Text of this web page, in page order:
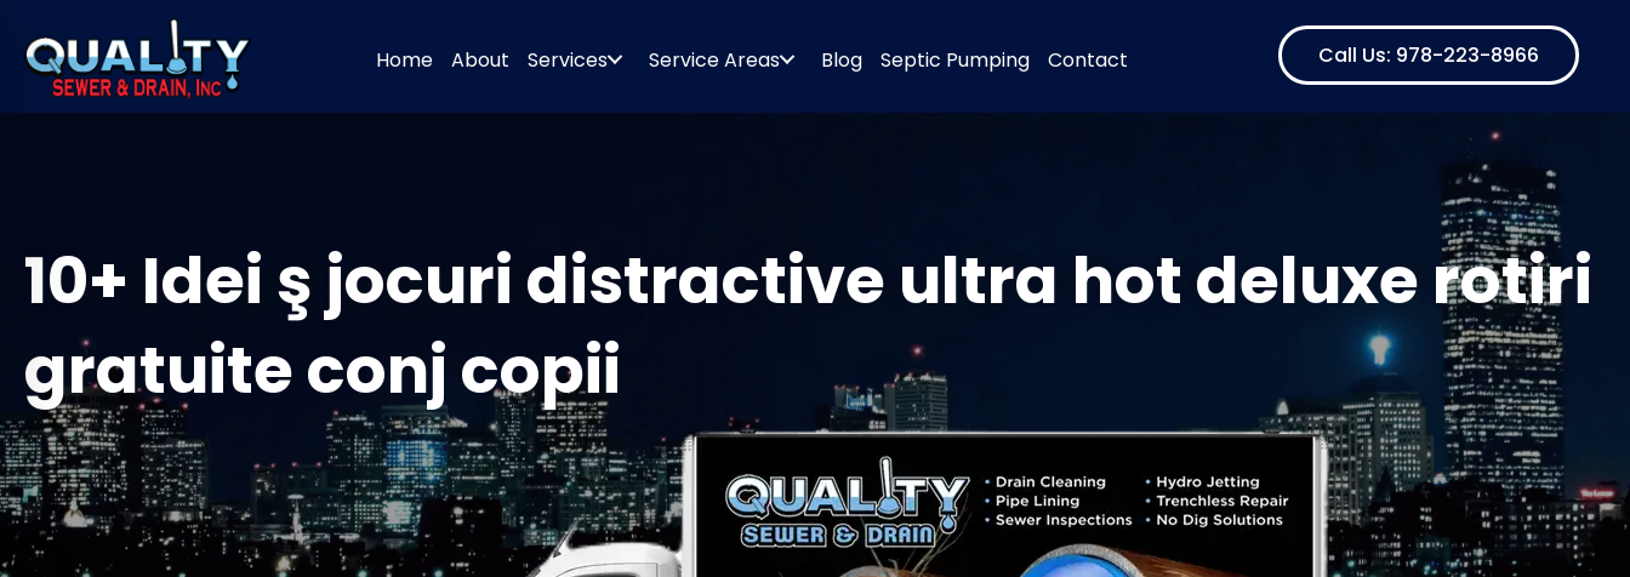
Home About Services Service Areas Blog Septic Pumping Contact Call Us: 978-223-8966
10+ Idei ş jocuri distractive ultra hot deluxe rotiri
gratuite conj copii